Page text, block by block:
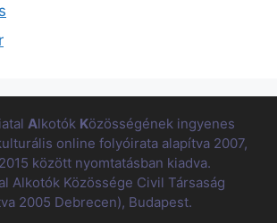
iatal Alkotók Közösségének ingyenes
online folyóirata alapítva 2007,
között nyomtatásban kiadva.
Alkotók Közössége Civil Társaság
2005 Debrecen), Budapest.